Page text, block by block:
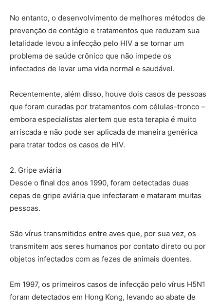
No entanto, o desenvolvimento de melhores métodos de
prevenção de contágio e tratamentos que reduzam sua
letalidade levou a infecção pelo HIV a se tornar um
problema de saúde crônico que não impede os
infectados de levar uma vida normal e saudável.
Recentemente, além disso, houve dois casos de pessoas
que foram curadas por tratamentos com células-tronco –
embora especialistas alertem que esta terapia é muito
arriscada e não pode ser aplicada de maneira genérica
para tratar todos os casos de HIV.
2. Gripe aviária
Desde o final dos anos 1990, foram detectadas duas
cepas de gripe aviária que infectaram e mataram muitas
pessoas.
São vírus transmitidos entre aves que, por sua vez, os
transmitem aos seres humanos por contato direto ou por
objetos infectados com as fezes de animais doentes.
Em 1997, os primeiros casos de infecção pelo vírus H5N1
foram detectados em Hong Kong, levando ao abate de